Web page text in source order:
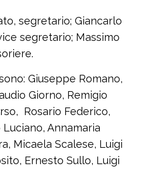
segretario; Giancarlo
segretario; Massimo
Giuseppe Romano,
Giorno, Remigio
Rosario Federico,
Annamaria
Micaela Scalese, Luigi
Ernesto Sullo, Luigi